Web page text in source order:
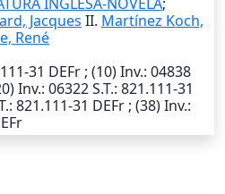
INGLESA-NOVELA;
Jacques II. Martínez Koch,
René
31 DEFr ; (10)Inv.: 04838
Inv.: 06322S.T.: 821.111-31
: 821.111-31 DEFr ; (38)Inv.: